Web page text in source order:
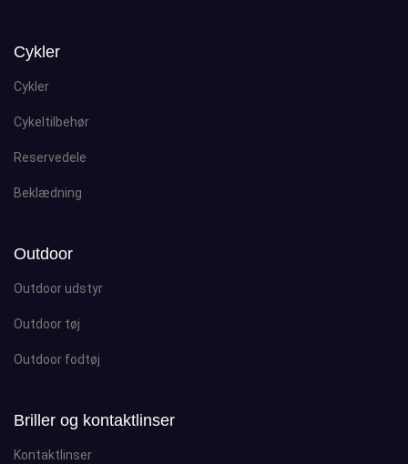
Cykler
Cykler
Cykeltilbehør
Reservedele
Beklædning
Outdoor
Outdoor udstyr
Outdoor tøj
Outdoor fodtøj
Briller og kontaktlinser
Kontaktlinser